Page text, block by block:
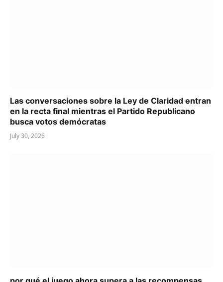
Las conversaciones sobre la Ley de Claridad entran
en la recta final mientras el Partido Republicano
busca votos demócratas
July 30, 2026